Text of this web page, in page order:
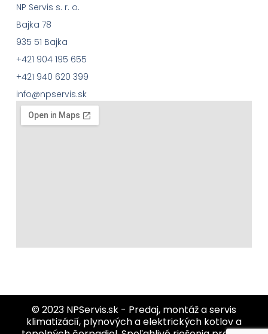
NP Servis s. r. o.
Bajka 78
935 51 Bajka
+421 904 195 655
+421 940 620 399
info@npservis.sk
© 2023 NPServis.sk - Predaj, montáž a servis
klimatizácií, plynových a elektrických kotlov a